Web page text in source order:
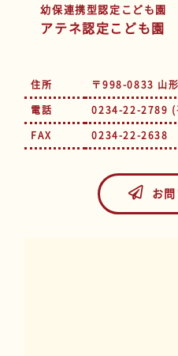
幼保連携型認定こども園
アテネ認定こども園
住所
〒998-0833 山
電話
0234-22-2789 (
FAX
0234-22-2638
お